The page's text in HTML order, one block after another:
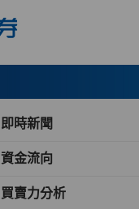
即時新聞
資金流向
買賣力分析